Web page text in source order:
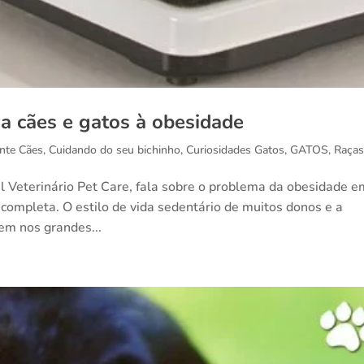
cães e gatos à obesidade
Cães, Cuidando do seu bichinho, Curiosidades Gatos, GATOS, Raças
Pet Care, fala sobre o problema da obesidade
O estilo de vida sedentário de muitos donos e a
nos grandes...